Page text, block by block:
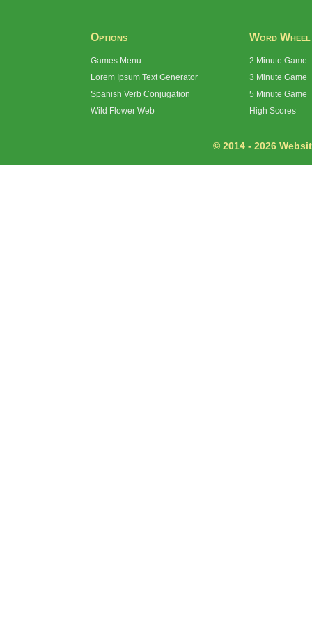
Options
Games Menu
Lorem Ipsum Text Generator
Spanish Verb Conjugation
Wild Flower Web
Word Wheel
2 Minute Game
3 Minute Game
5 Minute Game
High Scores
© 2014 - 2026